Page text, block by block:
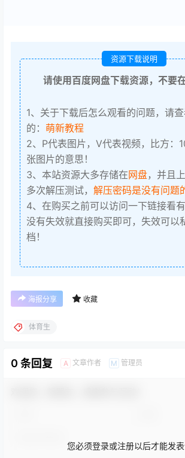
资源下载说明
请使用百度网盘下载资源，不要在
1、关于下载后怎么观看的问题，请
的： 萌新教程
2、P代表图片，V代表视频，比方：
张图片的意思！
3、本站资源大多存储在网盘，并且
多次解压测试， 解压密码是没有问题
4、在购买之前可以访问一下链接看有
没有失效就直接购买即可，失效可以
档！
海报分享 收藏
体育生
0 条回复 A 文章作者 M 管理员
您必须登录或注册以后才能发